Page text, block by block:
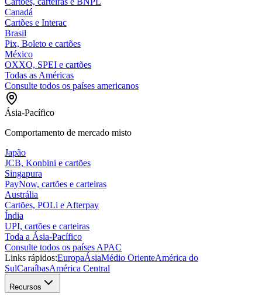
Canadá
Cartões e Interac
Brasil
Pix, Boleto e cartões
México
OXXO, SPEI e cartões
Todas as Américas
Consulte todos os países americanos
Ásia-Pacífico
Comportamento de mercado misto
Japão
JCB, Konbini e cartões
Singapura
PayNow, cartões e carteiras
Austrália
Cartões, POLi e Afterpay
Índia
UPI, cartões e carteiras
Toda a Ásia-Pacífico
Consulte todos os países APAC
Links rápidos:EuropaÁsiaMédio OrienteAmérica do
SulCaraíbasAmérica Central
Recursos